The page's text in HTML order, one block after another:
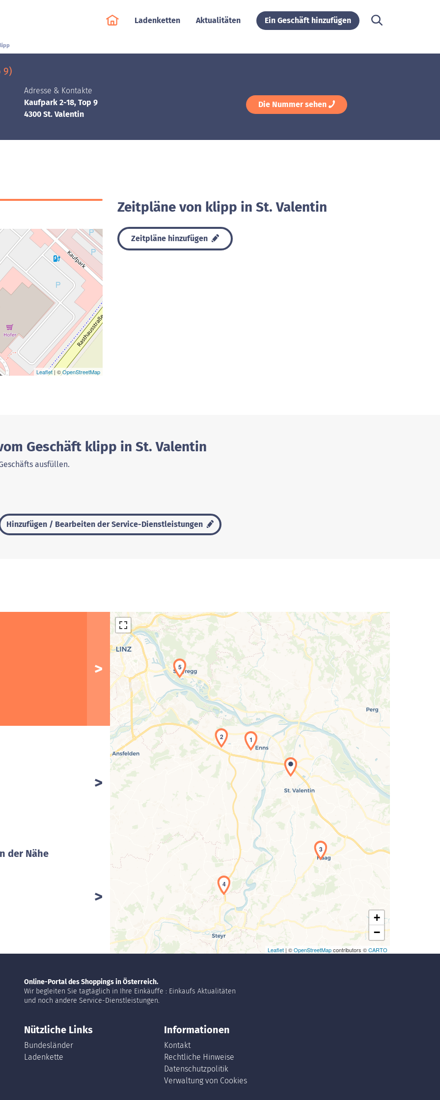
Ladenketten Aktualitäten Ein Geschäft hinzufügen
9)
Adresse & Kontakte
Kaufpark 2-18, Top 9
4300 St. Valentin
Die Nummer sehen
Leaflet| ©OpenStreetMap
Zeitpläne von klipp in St. Valentin
Zeitpläne hinzufügen
Geschäft klipp in St. Valentin
ausfüllen.
Hinzufügen / Bearbeiten der Service-Dienstleistungen
der Nähe
Laden der Karte...
1
2
3
4
5
+
−
Leaflet | ©OpenStreetMapcontributors ©CARTO
Online-Portal des Shoppings in Österreich.
Wir begleiten Sie tagtäglich in Ihre Einkäuffe : Einkaufs Aktualitäten
und noch andere Service-Dienstleistungen.
Nützliche Links
Bundesländer
Ladenkette
Informationen
Kontakt
Rechtliche Hinweise
Datenschutzpolitik
Verwaltung von Cookies